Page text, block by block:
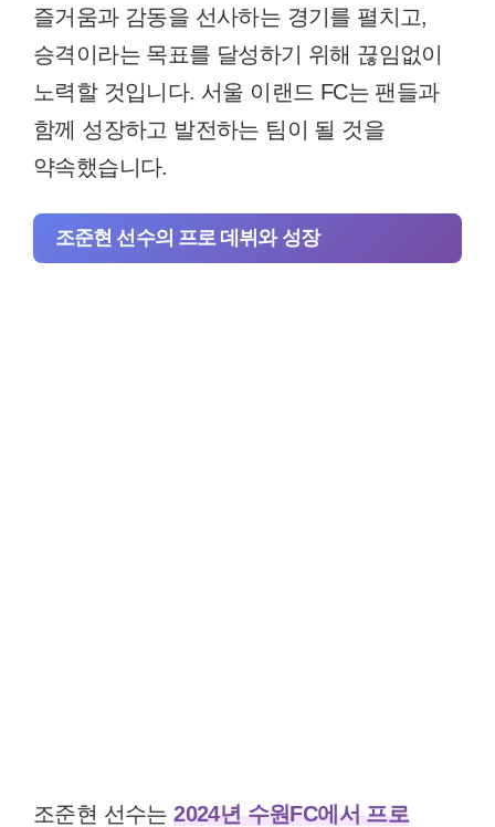
즐거움과 감동을 선사하는 경기를 펼치고,
승격이라는 목표를 달성하기 위해 끊임없이
노력할 것입니다. 서울 이랜드 FC는 팬들과
함께 성장하고 발전하는 팀이 될 것을
약속했습니다.
조준현 선수의 프로 데뷔와 성장
조준현 선수는2024년 수원FC에서 프로